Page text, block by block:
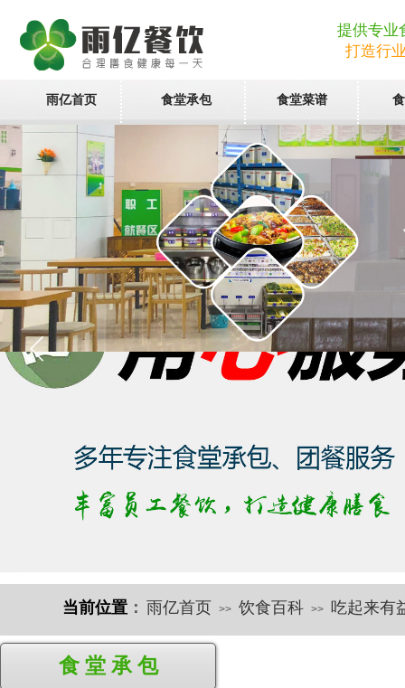
快速导航
提供专业
打造行
雨亿首页 食堂承包 食堂菜谱
当前位置 ： 雨亿首页 >> 饮食百科 >> 吃起来有
食 堂 承 包